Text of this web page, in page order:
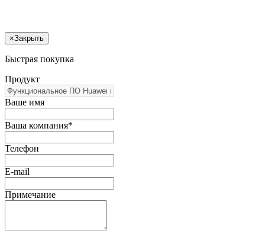
×Закрыть
Быстрая покупка
Продукт
Ваше имя
Ваша компания*
Телефон
E-mail
Примечание